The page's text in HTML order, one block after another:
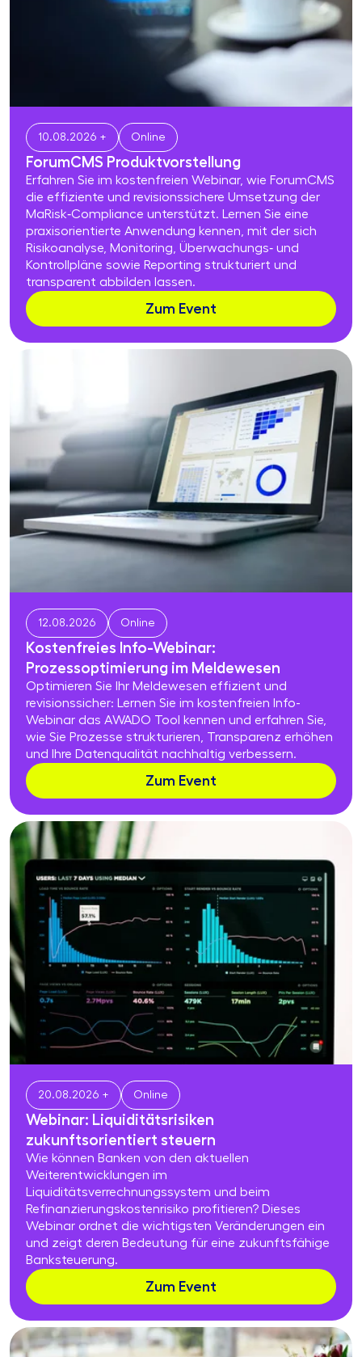
10.08.2026 + Online
ForumCMS Produktvorstellung
Erfahren Sie im kostenfreien Webinar, wie ForumCMS
die effiziente und revisionssichere Umsetzung der
MaRisk‑Compliance unterstützt. Lernen Sie eine
praxisorientierte Anwendung kennen, mit der sich
Risikoanalyse, Monitoring, Überwachungs‑ und
Kontrollpläne sowie Reporting strukturiert und
transparent abbilden lassen.
Zum Event
12.08.2026 Online
Kostenfreies Info-Webinar:
Prozessoptimierung im Meldewesen
Optimieren Sie Ihr Meldewesen effizient und
revisionssicher: Lernen Sie im kostenfreien Info-
Webinar das AWADO Tool kennen und erfahren Sie,
wie Sie Prozesse strukturieren, Transparenz erhöhen
und Ihre Datenqualität nachhaltig verbessern.
Zum Event
20.08.2026 + Online
Webinar: Liquiditätsrisiken
zukunftsorientiert steuern
Wie können Banken von den aktuellen
Weiterentwicklungen im
Liquiditätsverrechnungssystem und beim
Refinanzierungskostenrisiko profitieren? Dieses
Webinar ordnet die wichtigsten Veränderungen ein
und zeigt deren Bedeutung für eine zukunftsfähige
Banksteuerung.
Zum Event